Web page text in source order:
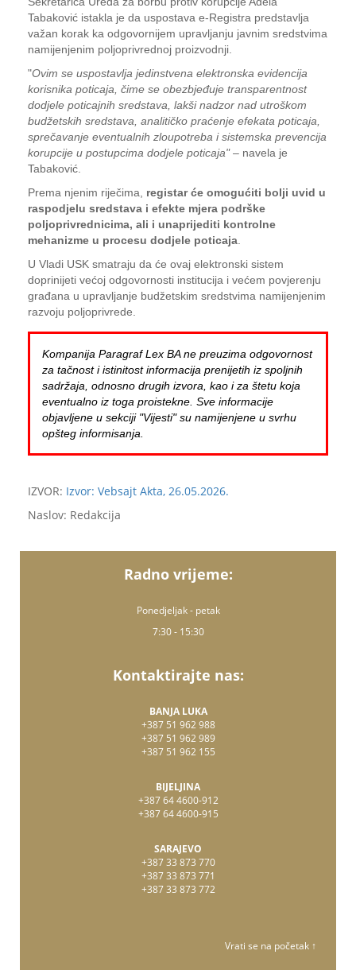
Tabaković istakla je da uspostava e-Registra predstavlja
važan korak ka odgovornijem upravljanju javnim sredstvima
namijenjenim poljoprivrednoj proizvodnji.
"Ovim se uspostavlja jedinstvena elektronska evidencija
korisnika poticaja, čime se obezbjeđuje transparentnost
dodjele poticajnih sredstava, lakši nadzor nad utroškom
budžetskih sredstava, analitičko praćenje efekata poticaja,
sprečavanje eventualnih zloupotreba i sistemska prevencija
korupcije u postupcima dodjele poticaja"– navela je
Tabaković.
Prema njenim riječima, registar će omogućiti bolji uvid u
raspodjelu sredstava i efekte mjera podrške
poljoprivrednicima, ali i unaprijediti kontrolne
mehanizme u procesu dodjele poticaja
U Vladi USK smatraju da će ovaj elektronski sistem
doprinijeti većoj odgovornosti institucija i većem povjerenju
građana u upravljanje budžetskim sredstvima namijenjenim
razvoju poljoprivrede.
Kompanija Paragraf Lex BA ne preuzima odgovornost
za tačnost i istinitost informacija prenijetih iz spoljnih
sadržaja, odnosno drugih izvora, kao i za štetu koja
eventualno iz toga proistekne. Sve informacije
objavljene u sekciji "Vijesti" su namijenjene u svrhu
opšteg informisanja.
IZVOR: Izvor: Vebsajt Akta, 26.05.2026.
Naslov: Redakcija
Radno vrijeme:
Ponedjeljak - petak
7:30 - 15:30
Kontaktirajte nas:
BANJA LUKA
+387 51 962 988
+387 51 962 989
+387 51 962 155
BIJELJINA
+387 64 4600-912
+387 64 4600-915
SARAJEVO
+387 33 873 770
+387 33 873 771
+387 33 873 772
Vrati se na početak ↑